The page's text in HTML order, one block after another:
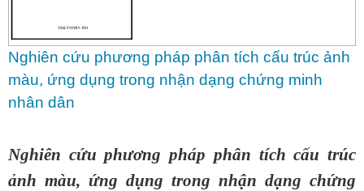
Nghiên cứu phương pháp phân tích cấu trúc ảnh
màu, ứng dụng trong nhận dạng chứng minh
nhân dân
Nghiên cứu phương pháp phân tích cấu trúc
ảnh màu, ứng dụng trong nhận dạng chứng